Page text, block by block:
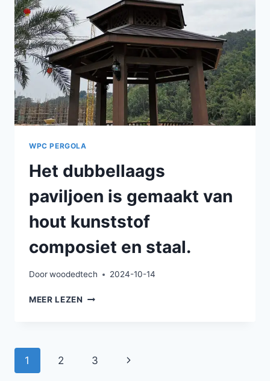
BUITENVLOEREN,
WANDPANELEN,
HEKKEN,
PERGOLA'S,
ENZ.
WPC PERGOLA
Het dubbellaags
paviljoen is gemaakt van
hout kunststof
composiet en staal.
Doorwoodedtech 2024-10-14
MEER LEZEN HET
VAN
Pagina
1 2 3 Volgende